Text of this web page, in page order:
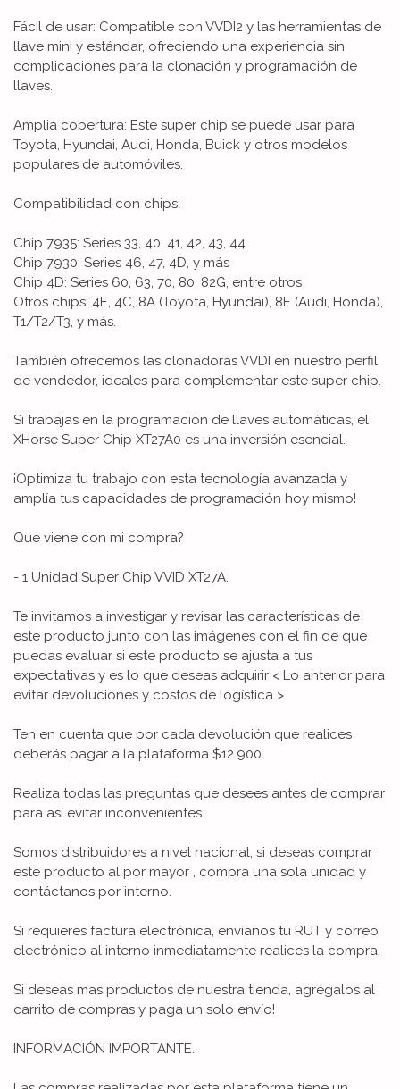
Fácil de usar: Compatible con VVDI2 y las herramientas de
llave mini y estándar, ofreciendo una experiencia sin
complicaciones para la clonación y programación de
llaves.
Amplia cobertura: Este super chip se puede usar para
Toyota, Hyundai, Audi, Honda, Buick y otros modelos
populares de automóviles.
Compatibilidad con chips:
Chip 7935: Series 33, 40, 41, 42, 43, 44
Chip 7930: Series 46, 47, 4D, y más
Chip 4D: Series 60, 63, 70, 80, 82G, entre otros
Otros chips: 4E, 4C, 8A (Toyota, Hyundai), 8E (Audi, Honda),
T1/T2/T3, y más.
También ofrecemos las clonadoras VVDI en nuestro perfil
de vendedor, ideales para complementar este super chip.
Si trabajas en la programación de llaves automáticas, el
XHorse Super Chip XT27A0 es una inversión esencial.
¡Optimiza tu trabajo con esta tecnología avanzada y
amplía tus capacidades de programación hoy mismo!
Que viene con mi compra?
- 1 Unidad Super Chip VVID XT27A.
Te invitamos a investigar y revisar las características de
este producto junto con las imágenes con el fin de que
puedas evaluar si este producto se ajusta a tus
expectativas y es lo que deseas adquirir < Lo anterior para
evitar devoluciones y costos de logística >
Ten en cuenta que por cada devolución que realices
deberás pagar a la plataforma $12.900
Realiza todas las preguntas que desees antes de comprar
para así evitar inconvenientes.
Somos distribuidores a nivel nacional, si deseas comprar
este producto al por mayor , compra una sola unidad y
contáctanos por interno.
Si requieres factura electrónica, envíanos tu RUT y correo
electrónico al interno inmediatamente realices la compra.
Si deseas mas productos de nuestra tienda, agrégalos al
carrito de compras y paga un solo envío!
INFORMACIÓN IMPORTANTE.